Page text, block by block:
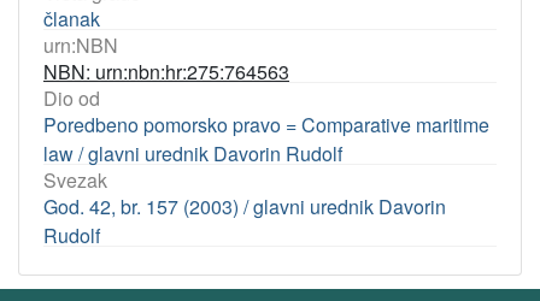
članak
urn:NBN
NBN: urn:nbn:hr:275:764563
Dio od
Poredbeno pomorsko pravo = Comparative maritime
law / glavni urednik Davorin Rudolf
Svezak
God. 42, br. 157 (2003) / glavni urednik Davorin
Rudolf